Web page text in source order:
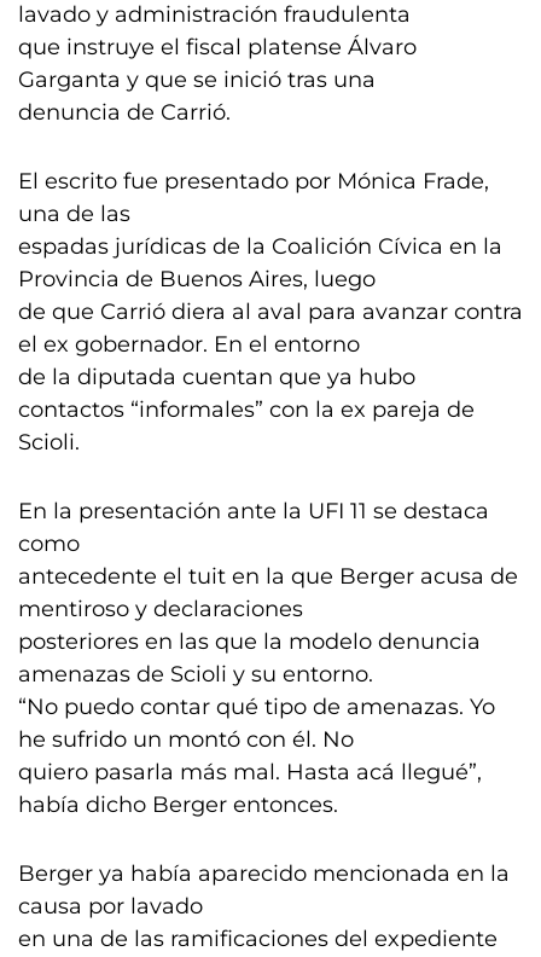
lavado y administración fraudulenta
que instruye el fiscal platense Álvaro
Garganta y que se inició tras una
denuncia de Carrió.
El escrito fue presentado por Mónica Frade,
una de las
espadas jurídicas de la Coalición Cívica en la
Provincia de Buenos Aires, luego
de que Carrió diera al aval para avanzar contra
el ex gobernador. En el entorno
de la diputada cuentan que ya hubo
contactos “informales” con la ex pareja de
Scioli.
En la presentación ante la UFI 11 se destaca
como
antecedente el tuit en la que Berger acusa de
mentiroso y declaraciones
posteriores en las que la modelo denuncia
amenazas de Scioli y su entorno.
“No puedo contar qué tipo de amenazas. Yo
he sufrido un montó con él. No
quiero pasarla más mal. Hasta acá llegué”,
había dicho Berger entonces.
Berger ya había aparecido mencionada en la
causa por lavado
en una de las ramificaciones del expediente